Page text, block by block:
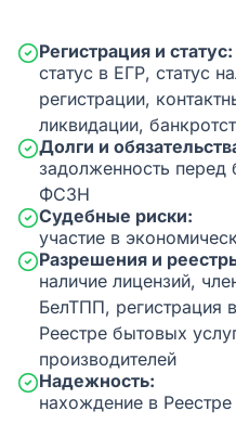
Регистрация и статус:
статус в ЕГР, статус
регистрации,
ликвидации,
Долги и
задолженность
ФСЗН
Судебные риски:
участие в
Разрешения и
наличие лицензий,
БелТПП, регистрация
Реестре бытовых
производителей
Надежность:
нахождение в